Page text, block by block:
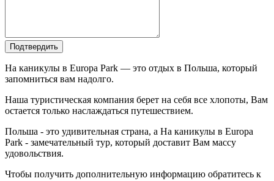
Подтвердить
На каникулы в Europa Park — это отдых в Польша, который
запомниться вам надолго.
Наша туристическая компания берет на себя все хлопоты, Вам
остается только наслаждаться путешествием.
Польша - это удивительная страна, а На каникулы в Europa
Park - замечательный тур, который доставит Вам массу
удовольствия.
Чтобы получить дополнительную информацию обратитесь к